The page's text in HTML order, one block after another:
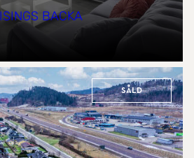
BACKA
Såld